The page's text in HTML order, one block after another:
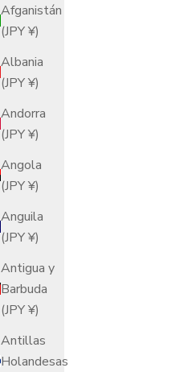
Afganistán
(JPY ¥)
Albania
(JPY ¥)
Andorra
(JPY ¥)
Angola
(JPY ¥)
Anguila
(JPY ¥)
Antigua y
Barbuda
(JPY ¥)
Antillas
Holandesas